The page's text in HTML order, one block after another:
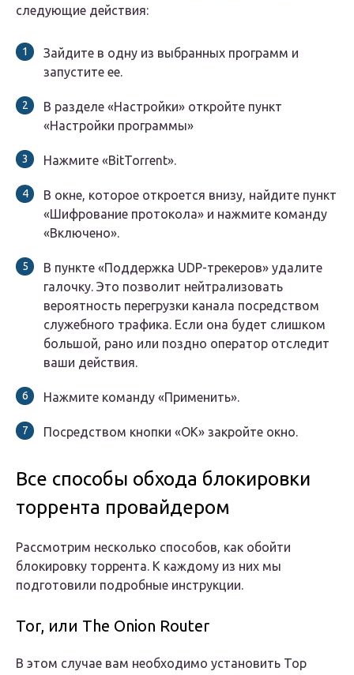
следующие действия:
Зайдите в одну из выбранных программ и
запустите ее.
В разделе «Настройки» откройте пункт
«Настройки программы»
Нажмите «BitTorrent».
В окне, которое откроется внизу, найдите пункт
«Шифрование протокола» и нажмите команду
«Включено».
В пункте «Поддержка UDP-трекеров» удалите
галочку. Это позволит нейтрализовать
вероятность перегрузки канала посредством
служебного трафика. Если она будет слишком
большой, рано или поздно оператор отследит
ваши действия.
Нажмите команду «Применить».
Посредством кнопки «ОК» закройте окно.
Все способы обхода блокировки
торрента провайдером
Рассмотрим несколько способов, как обойти
блокировку торрента. К каждому из них мы
подготовили подробные инструкции.
Tor, или The Onion Router
В этом случае вам необходимо установить Тор